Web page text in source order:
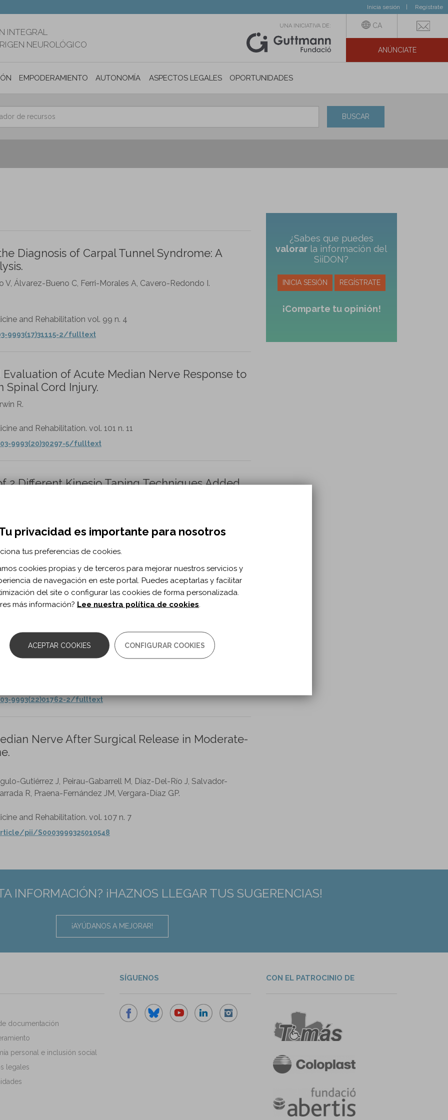
Inicia sesión Regístrate
INTEGRAL
NEUROLÓGICO
UNA INICIATIVA DE: CA
ANÚNCIATE
EMPODERAMIENTO AUTONOMÍA PERSONAL E INCLUSIÓN SOCIAL
ASPECTOS LEGALES OPORTUNIDADES
BUSCAR
Diagnosis of Carpal Tunnel Syndrome: A
Álvarez-Bueno C, Ferri-Morales A, Cavero-Redondo I.
and Rehabilitation vol. 99 n. 4
9993(17)31115-2/fulltext
of Acute Median Nerve Response to
Cord Injury.
R.
and Rehabilitation. vol. 101 n. 11
9993(20)30297-5/fulltext
2 Different Kinesio Taping Techniques Added
Tunnel Syndrome: Randomized Controlled
NM, Tuncay F.
and Rehabilitation. vol. 105 n. 9
pii/S000399932401044X
Effectiveness of 5% Dextrose Water,
Injections for Carpal Tunnel Syndrome: A
analysis of Randomized Controlled Trials.
Y.
and Rehabilitation. vol. 104 n. 5
9993(22)01762-2/fulltext
Nerve After Surgical Release in Moderate-
Gutiérrez J, Peirau-Gabarrell M, Díaz-Del-Río J, Salvador-
R, Praena-Fernández JM, Vergara-Díaz GP.
and Rehabilitation. vol. 107 n. 7
pii/S0003999325010548
¿Sabes que puedes
valorar la información del
SiiDON?
INICIA SESIÓN REGÍSTRATE
¡Comparte tu opinión!
INFORMACIÓN? ¡HAZNOS LLEGAR TUS SUGERENCIAS!
¡AYÚDANOS A MEJORAR!
documentación
personal e inclusión social
legales
SÍGUENOS CON EL PATROCINIO DE
privacidad es importante para nosotros
tus preferencias de cookies.
cookies propias y de terceros para mejorar nuestros servicios y
de navegación en este portal. Puedes aceptarlas y facilitar
del site o configurar las cookies de forma personalizada.
más información? Lee nuestra política de cookies
ACEPTAR COOKIES CONFIGURAR COOKIES